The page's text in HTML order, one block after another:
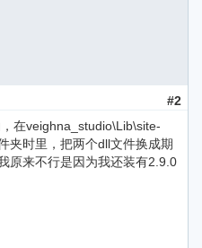
#2
在veighna_studio\Lib\site-
夹时里，把两个dll文件换成期
原来不行是因为我还装有2.9.0